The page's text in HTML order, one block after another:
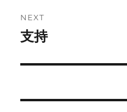
NEXT
Next
支持